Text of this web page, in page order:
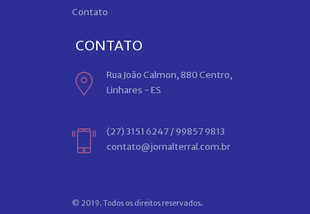
Contato
CONTATO
Rua João Calmon, 880 Centro,
Linhares - ES
(27) 3151 6247 / 99857 9813
contato@jornalterral.com.br
© 2019. Todos os direitos reservados.